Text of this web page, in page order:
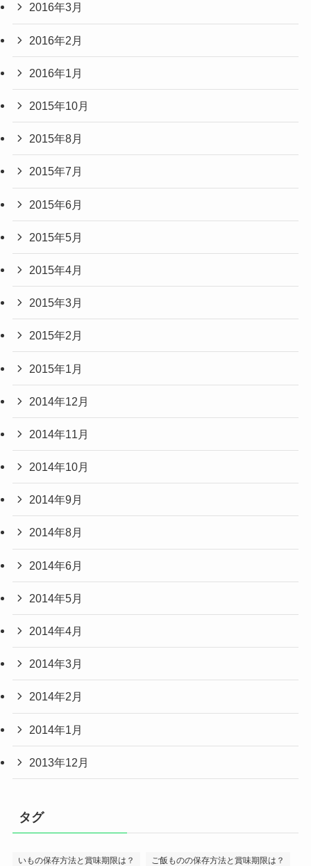
2016年3月
2016年2月
2016年1月
2015年10月
2015年8月
2015年7月
2015年6月
2015年5月
2015年4月
2015年3月
2015年2月
2015年1月
2014年12月
2014年11月
2014年10月
2014年9月
2014年8月
2014年6月
2014年5月
2014年4月
2014年3月
2014年2月
2014年1月
2013年12月
タグ
いもの保存方法と賞味期限は？ ご飯ものの保存方法と賞味期限は？